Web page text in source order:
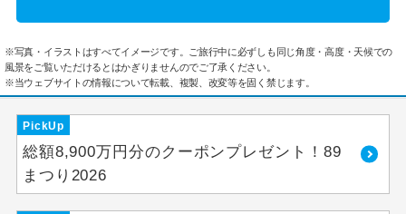
※写真・イラストはすべてイメージです。ご旅行中に必ずしも同じ角度・高度・天候での
風景をご覧いただけるとはかぎりませんのでご了承ください。
※当ウェブサイトの情報について転載、複製、改変等を固く禁じます。
PickUp
総額8,900万円分のクーポンプレゼント！89
まつり2026